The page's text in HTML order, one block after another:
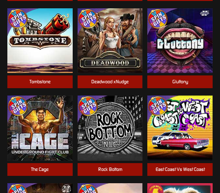
Rock Bottom
The Cage
Gluttony
Deadwood xNudge
Tombstone
East Coast Vs West Coast